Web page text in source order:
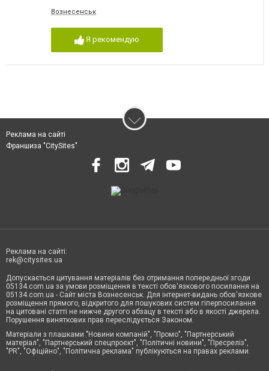
Вознесенськ
Я рекомендую
Реклама на сайті
Франшиза "CitySites"
Реклама на сайті:
rek@citysites.ua
Допускається цитування матеріалів без отримання попередньої згоди
05134.com.ua за умови розміщення в тексті обов'язкового посилання на
05134.com.ua - Сайт міста Вознесенськ. Для інтернет-видань обов'язкове
розміщення прямого, відкритого для пошукових систем гіперпосилання
на цитовані статті не нижче другого абзацу в тексті або в якості джерела.
Порушення виняткових прав переслідується Законом.
Матеріали з плашками "Новини компаній", "Промо", "Партнерський
матеріал", "Партнерський спецпроєкт", "Політичні новини", "Пресреліз",
"PR", "Офіційно", "Політична реклама" публікуються на правах реклами.